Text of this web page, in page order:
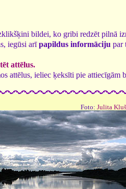
bildei, ko gribi redzēt pilnā
iegūsi arīpapildus informāciju par
attēlus.
attēlus, ieliec ķeksīti pie
Foto: Julita